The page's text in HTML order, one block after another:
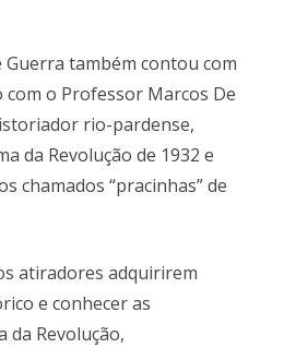
também contou com
o Professor Marcos De
rio-pardense,
da Revolução de 1932 e
chamados “pracinhas” de
atiradores adquirirem
e conhecer as
da Revolução,